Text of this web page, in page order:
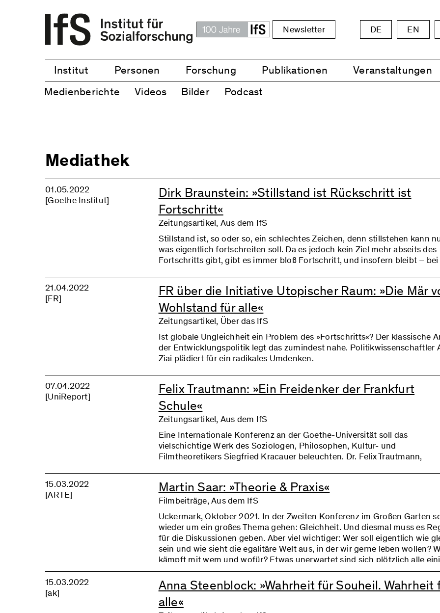
Newsletter DE EN
Institut Personen Forschung Publikationen Veranstaltungen
Medienberichte
Videos Bilder Podcast
Mediathek
01.05.2022
[Goethe Institut]
Dirk Braunstein: »Stillstand ist Rückschritt ist
Fortschritt«
Zeitungsartikel, Aus dem IfS
Stillstand ist, so oder so, ein schlechtes Zeichen, denn stillstehen kann
was eigentlich fortschreiten soll. Da es jedoch kein Ziel mehr abseits des
Fortschritts gibt, gibt es immer bloß Fortschritt, und insofern bleibt – bei
eingeholt wird.
21.04.2022
[FR]
FR über die Initiative Utopischer Raum: »Die Mär
Wohlstand für alle«
Zeitungsartikel, Über das IfS
Ist globale Ungleichheit ein Problem des »Fortschritts«? Der klassische
der Entwicklungspolitik legt das zumindest nahe. Politikwissenschaftler
Ziai plädiert für ein radikales Umdenken.
07.04.2022
[UniReport]
Felix Trautmann: »Ein Freidenker der Frankfurt
Schule«
Zeitungsartikel, Aus dem IfS
Eine Internationale Konferenz an der Goethe-Universität soll das
vielschichtige Werk des Soziologen, Philosophen, Kultur- und
Filmtheoretikers Siegfried Kracauer beleuchten. Dr. Felix Trautmann,
Poppinga Organisator der Konferenz, über einen wichtigen und
Denker, der lange nicht als prominenter Vertreter der Frankfurter Schule
rezipiert wurde. Doch seitdem auch eine Gesamtausgabe vorliegt, hat die
interdisziplinäre Auseinandersetzung mit Kracauer deutlich
15.03.2022
[ARTE]
Martin Saar: »Theorie & Praxis«
Filmbeiträge, Aus dem IfS
Uckermark, Oktober 2021. In der Zweiten Konferenz im Großen Garten
wieder um ein großes Thema gehen: Gleichheit. Und diesmal muss es
für die Diskussionen geben. Aber viel wichtiger: Wer soll eigentlich wie
sein und wie sieht die egalitäre Welt aus, in der wir gerne leben wollen?
kämpft mit wem und wofür? Etwas unerwartet sind sich plötzlich alle
15.03.2022
[ak]
Anna Steenblock: »Wahrheit für Souheil. Wahrheit
alle«